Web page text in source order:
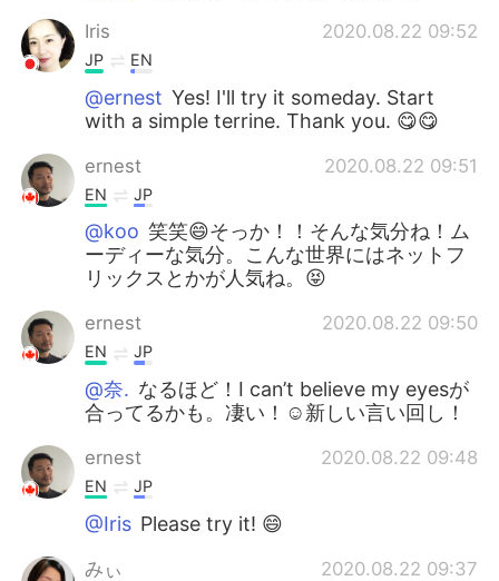
Iris 2020.08.22 09:52
JP EN
@ernest Yes! I'll try it someday. Start
with a simple terrine. Thank you. 😋😋
ernest 2020.08.22 09:51
EN JP
@koo 笑笑😄そっか！！そんな気分ね！ム
ーディーな気分。こんな世界にはネットフ
リックスとかが人気ね。😝
ernest 2020.08.22 09:50
EN JP
@奈. なるほど！I can’t believe my eyesが
合ってるかも。凄い！☺新しい言い回し！
ernest 2020.08.22 09:48
EN JP
@Iris Please try it! 😄
みぃ 2020.08.22 09:37